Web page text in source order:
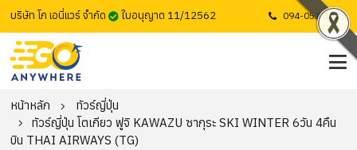
บริษัท โก เอนี่แวร์ จำกัด ใบอนุญาต 11/12562 094-053-1725
หน้าหลัก
ทัวร์ญี่ปุ่น
ทัวร์ญี่ปุ่น โตเกียว ฟูจิ KAWAZU ซากุระ SKI WINTER 6วัน 4คืน
บิน THAI AIRWAYS (TG)